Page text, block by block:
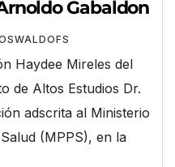
Gabaldon
Haydee Mireles del
de Altos Estudios Dr.
adscrita al Ministerio
(MPPS), en la